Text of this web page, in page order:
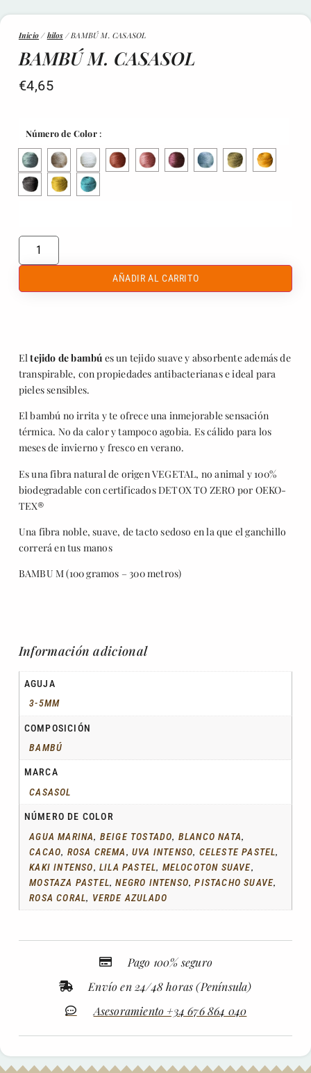
Inicio / hilos/ BAMBÚ M. CASASOL
BAMBÚ M. CASASOL
€4,65
Número de Color :
AÑADIR AL CARRITO
Eltejido de bambú es un tejido suave y absorbente además de
transpirable, con propiedades antibacterianas e ideal para
pieles sensibles.
El bambú no irrita y te ofrece una inmejorable sensación
térmica. No da calor y tampoco agobia. Es cálido para los
meses de invierno y fresco en verano.
Es una fibra natural de origen VEGETAL, no animal y 100%
biodegradable con certificados DETOX TO ZERO por OEKO-
TEX®
Una fibra noble, suave, de tacto sedoso en la que el ganchillo
correrá en tus manos
BAMBU M (100 gramos – 300 metros)
Información adicional
AGUJA
3-5MM
COMPOSICIÓN
BAMBÚ
MARCA
CASASOL
NÚMERO DE COLOR
AGUA MARINA, BEIGE TOSTADO, BLANCO NATA,
CACAO, ROSA CREMA, UVA INTENSO, CELESTE PASTEL,
KAKI INTENSO, LILA PASTEL, MELOCOTON SUAVE,
MOSTAZA PASTEL,NEGRO INTENSO,PISTACHO SUAVE,
ROSA CORAL, VERDE AZULADO
Pago 100% seguro
Envío en 24/48 horas (Península)
Asesoramiento +34 676 864 040